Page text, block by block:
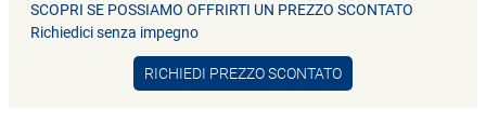
SCOPRI SE POSSIAMO OFFRIRTI UN PREZZO SCONTATO
Richiedici senza impegno
RICHIEDI PREZZO SCONTATO